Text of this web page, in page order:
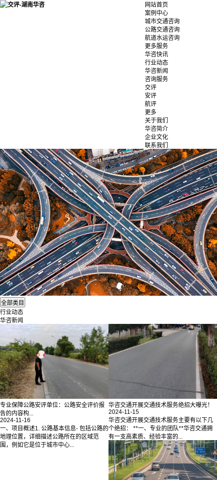
网站首页
案例中心
城市交通咨询
公路交通咨询
航道水运咨询
更多服务
华咨快讯
行业动态
华咨新闻
咨询服务
交评
安评
航评
更多
关于我们
华咨简介
企业文化
联系我们
行业动态
华咨新闻
专业保障公路安评单位：公路安全评价报
告的内容构...
2024-11-16
一、项目概述1. 公路基本信息- 包括公路的
地理位置，详细描述公路所在的区域范
围，例如它是位于城市中心...
华咨交通开展交通技术服务绝招大曝光！
2024-11-15
华咨交通开展交通技术服务主要有以下几
个绝招： **一、专业的团队**华咨交通拥
有一支高素质、经验丰富的...